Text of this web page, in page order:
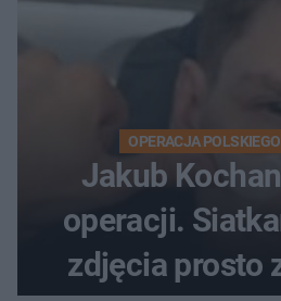
OPERACJA
Jakub
operacji.
zdjęcia prosto